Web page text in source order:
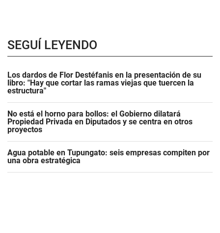
SEGUÍ LEYENDO
Los dardos de Flor Destéfanis en la presentación de su
libro: "Hay que cortar las ramas viejas que tuercen la
estructura"
No está el horno para bollos: el Gobierno dilatará
Propiedad Privada en Diputados y se centra en otros
proyectos
Agua potable en Tupungato: seis empresas compiten por
una obra estratégica